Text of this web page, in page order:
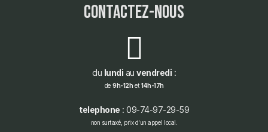
contactez-nous
du lundi au vendredi :
de 9h-12het 14h-17h
telephone : 09-74-97-29-59
non surtaxé, prix d'un appel local.